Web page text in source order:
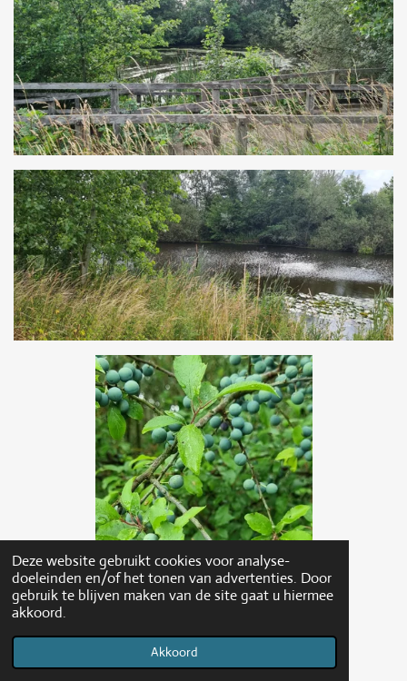
Deze website gebruikt cookies voor analyse-
doeleinden en/of het tonen van advertenties. Door
gebruik te blijven maken van de site gaat u hiermee
akkoord.
Akkoord